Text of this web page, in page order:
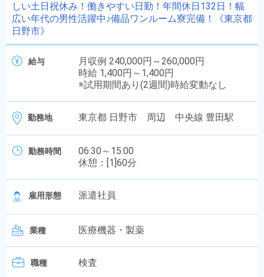
しい土日祝休み！働きやすい日勤！年間休日132日！幅
広い年代の男性活躍中♪備品ワンルーム寮完備！《東京都
日野市》
給与
月収例 240,000円～260,000円
時給 1,400円～1,400円
※試用期間あり(2週間)時給変動なし
勤務地 東京都 日野市 周辺 中央線 豊田駅
勤務時間
06:30～15:00
休憩：[1]60分
雇用形態 派遣社員
業種 医療機器・製薬
職種 検査